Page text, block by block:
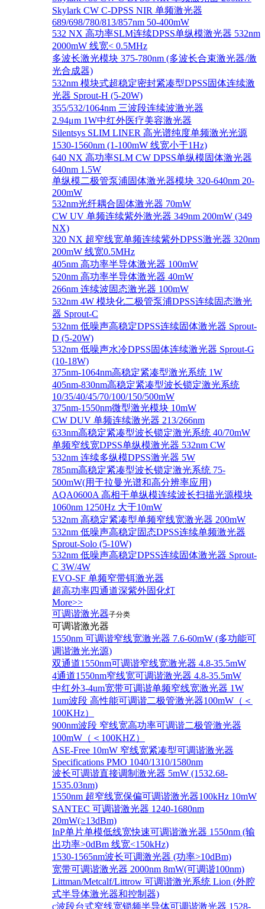
Skylark CW C-DPSS NIR 单频激光器
689/698/780/813/857nm 50-400mW
532 NX 高功率SLM连续DPSS单纵模激光器 532nm
2000mW 线宽< 0.5MHz
多波长激光模块 375-780nm (多波长合束激光器/激
光合成器)
532nm 模块式超稳定密封紧凑型DPSS固体连续激
光器 Sprout-H (5-20W)
355/532/1064nm 三波段连续波激光器
2.94μm 1W中红外医疗美容激光器
Silentsys SLIM LINER 高光谱纯度单频激光光源
1530-1560nm (1-100mW 线宽小于1Hz)
640 NX 高功率SLM CW DPSS单纵模固体激光器
640nm 1.5W
单纵模二极管泵浦固体激光器模块 320-640nm 20-
200mW
532nm光纤耦合固体激光器 70mW
CW UV 单频连续紫外激光器 349nm 200mW (349
NX)
320 NX 超窄线宽单频连续紫外DPSS激光器 320nm
200mW 线宽0.5MHz
405nm 高功率半导体激光器 100mW
520nm 高功率半导体激光器 40mW
266nm 连续波固态激光器 100mW
532nm 4W 模块化二极管泵浦DPSS连续固态激光
器 Sprout-C
532nm 低噪声高稳定DPSS连续固体激光器 Sprout-
D (5-20W)
532nm 低噪声水冷DPSS固体连续激光器 Sprout-G
(10-18W)
375nm-1064nm高稳定紧凑型激光系统 1W
405nm-830nm高稳定紧凑型波长锁定激光系统
10/35/40/45/70/100/150/500mW
375nm-1550nm微型激光模块 10mW
CW DUV 单频连续激光器 213/266nm
633nm高稳定紧凑型波长锁定激光系统 40/70mW
单频窄线宽DPSS单纵模激光器 532nm CW
532nm 连续多纵模DPSS激光器 5W
785nm高稳定紧凑型波长锁定激光系统 75-
500mW(用于拉曼光谱和高分辨率应用)
AQA0600A 高相干单纵模连续波长扫描光源模块
1060nm 1250Hz 大于10mW
532nm 高稳定紧凑型单频窄线宽激光器 200mW
532nm 低噪声高稳定固态DPSS连续单频激光器
Sprout‐Solo (5-10W)
532nm 低噪声高稳定DPSS连续固体激光器 Sprout-
C 3W/4W
EVO-SF 单频窄带铒激光器
超高功率四通道深紫外固化灯
More>>
可调谐激光器子分类
可调谐激光器
1550nm 可调谐窄线宽激光器 7.6-60mW (多功能可
调谐激光光源)
双通道1550nm可调谐窄线宽激光器 4.8-35.5mW
4通道1550nm窄线宽可调谐激光器 4.8-35.5mW
中红外3-4um宽带可调谐单频窄线宽激光器 1W
1um波段 高性能可调谐二极管激光器100mW（＜
100KHz）
900nm波段 窄线宽高功率可调谐二极管激光器
100mW（＜100KHZ）
ASE-Free 10mW 窄线宽紧凑型可调谐激光器
Specifications PMO 1040/1310/1580nm
波长可调谐直接调制激光器 5mW (1532.68-
1535.03nm)
1550nm 超窄线宽保偏可调谐激光器100kHz 10mW
SANTEC 可调谐激光器 1240-1680nm
20mW(≥13dBm)
InP单片单模低线宽快速可调谐激光器 1550nm (输
出功率>0dBm 线宽<150kHz)
1530-1565nm波长可调激光器 (功率>10dBm)
宽带可调谐激光器 2000nm 8mW(可调谐100nm)
Littman/Metcalf/Littrow 可调谐激光系统 Lion (外腔
式半导体激光器和控制器)
c波段台式窄线宽锁频半导体可调谐激光器 1528-